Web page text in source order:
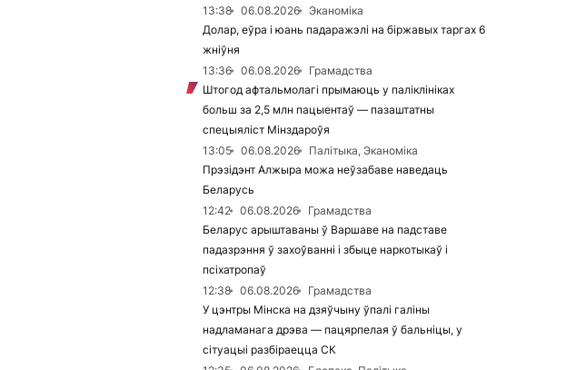
13:38
06.08.2026
Эканоміка
Долар, еўра і юань падаражэлі на біржавых таргах 6
жніўня
13:36
06.08.2026
Грамадства
Штогод афтальмолагі прымаюць у паліклініках
больш за 2,5 млн пацыентаў — пазаштатны
спецыяліст Мінздароўя
13:05
06.08.2026
Палітыка, Эканоміка
Прэзідэнт Алжыра можа неўзабаве наведаць
Беларусь
12:42
06.08.2026
Грамадства
Беларус арыштаваны ў Варшаве на падставе
падазрэння ў захоўванні і збыце наркотыкаў і
псіхатропаў
12:38
06.08.2026
Грамадства
У цэнтры Мінска на дзяўчыну ўпалі галіны
надламанага дрэва — пацярпелая ў бальніцы, у
сітуацыі разбіраецца СК